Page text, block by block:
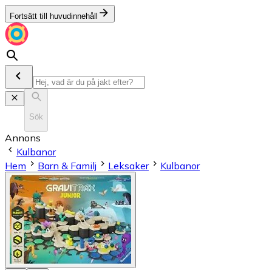
Fortsätt till huvudinnehåll
Sök
Annons
Kulbanor
Hem
Barn & Familj Leksaker Kulbanor